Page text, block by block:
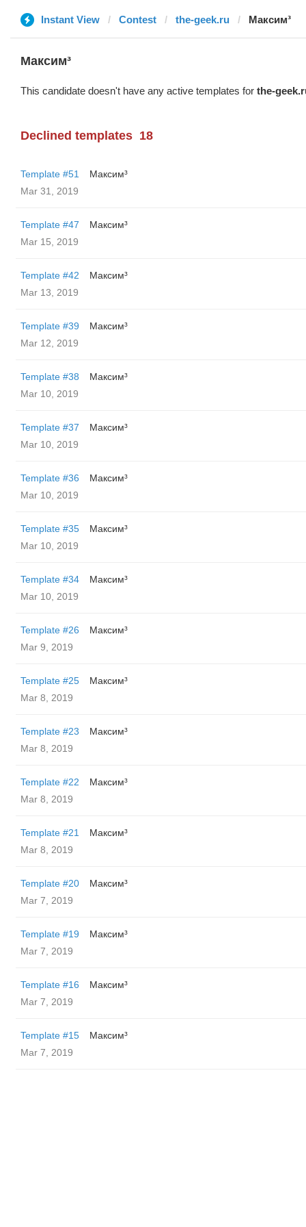
Instant View Contest the-geek.ru Максим³
Максим³
This candidate doesn't have any active templates for the-
Declined templates 18
Template #51
Максим³
Mar 31, 2019
Template #47
Максим³
Mar 15, 2019
Template #42
Максим³
Mar 13, 2019
Template #39
Максим³
Mar 12, 2019
Template #38
Максим³
Mar 10, 2019
Template #37
Максим³
Mar 10, 2019
Template #36
Максим³
Mar 10, 2019
Template #35
Максим³
Mar 10, 2019
Template #34
Максим³
Mar 10, 2019
Template #26
Максим³
Mar 9, 2019
Template #25
Максим³
Mar 8, 2019
Template #23
Максим³
Mar 8, 2019
Template #22
Максим³
Mar 8, 2019
Template #21
Максим³
Mar 8, 2019
Template #20
Максим³
Mar 7, 2019
Template #19
Максим³
Mar 7, 2019
Template #16
Максим³
Mar 7, 2019
Template #15
Максим³
Mar 7, 2019